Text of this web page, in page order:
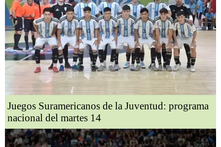
Juegos Suramericanos de la Juventud: programa
nacional del martes 14